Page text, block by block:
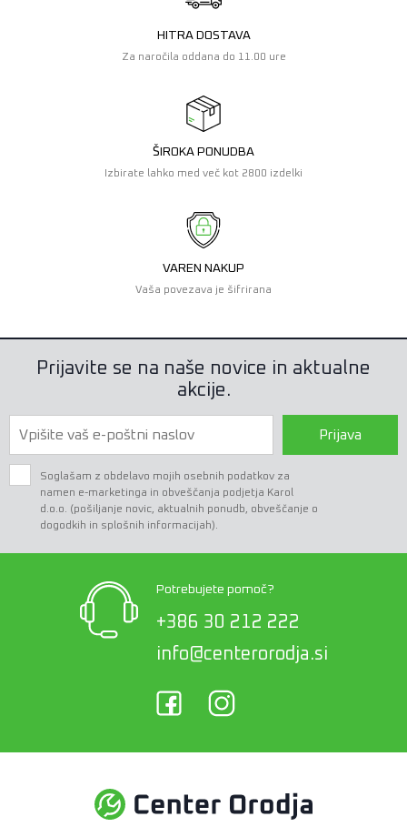
HITRA DOSTAVA
Za naročila oddana do 11.00 ure
ŠIROKA PONUDBA
Izbirate lahko med več kot 2800 izdelki
VAREN NAKUP
Vaša povezava je šifrirana
Prijavite se na naše novice in aktualne
akcije.
Prijava
Soglašam z obdelavo mojih osebnih podatkov za
namen e-marketinga in obveščanja podjetja Karol
d.o.o. (pošiljanje novic, aktualnih ponudb, obveščanje o
dogodkih in splošnih informacijah).
Potrebujete pomoč?
+386 30 212 222
info@centerorodja.si